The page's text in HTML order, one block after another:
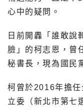
心中的疑問。
日前開轟「誰敢說
臉」的柯志恩，曾
秘書長，現為國民
柯曾於2016年擔
立委（新北市第七